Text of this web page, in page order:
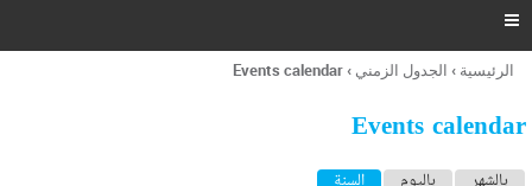
ر
ل
ح

أنت
هنا
الرئيسية › الجدول الزمني ›
Events calendar
Events calendar